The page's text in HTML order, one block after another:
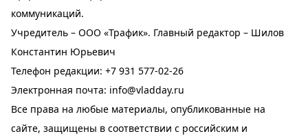
коммуникаций.
Учредитель – ООО «Трафик». Главный редактор – Шилов
Константин Юрьевич
Телефон редакции: +7 931 577-02-26
Электронная почта: info@vladday.ru
Все права на любые материалы, опубликованные на
сайте, защищены в соответствии с российским и